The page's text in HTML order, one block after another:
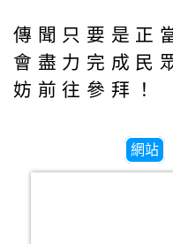
傳聞只要是正
會盡力完成民
妨前往參拜！
網站